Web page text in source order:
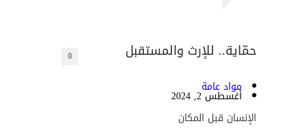
حمّاية.. للإرث والمستقبل 0
مواد عامة
أغسطس 2, 2024
الإنسان قبل المكان